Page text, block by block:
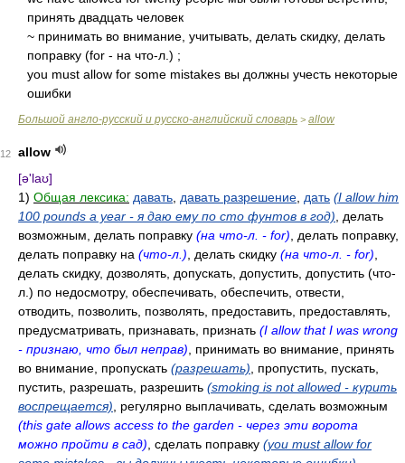
принять двадцать человек
~ принимать во внимание, учитывать, делать скидку, делать
поправку (for - на что-л.) ;
you must allow for some mistakes вы должны учесть некоторые
ошибки
Большой англо-русский и русско-английский словарь > allow
12
allow
[ə'laʊ]
1) Общая лексика: давать давать разрешение дать (I allow him
100 pounds a year - я даю ему по сто фунтов в год) , делать
возможным, делать поправку (на что-л. - for) , делать поправку,
делать поправку на (что-л.) , делать скидку (на что-л. - for)
делать скидку, дозволять, допускать, допустить, допустить (что-
л.) по недосмотру, обеспечивать, обеспечить, отвести,
отводить, позволить, позволять, предоставить, предоставлять,
предусматривать, признавать, признать (I allow that I was wrong
- признаю, что был неправ) , принимать во внимание, принять
во внимание, пропускать (разрешать) , пропустить, пускать,
пустить, разрешать, разрешить (smoking is not allowed - курить
воспрещается) , регулярно выплачивать, сделать возможным
(this gate allows access to the garden - через эти ворота
можно пройти в сад) , сделать поправку (you must allow for